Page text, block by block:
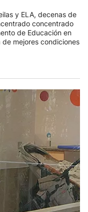
y ELA, decenas de
concentrado
de Educación en
de mejores condiciones